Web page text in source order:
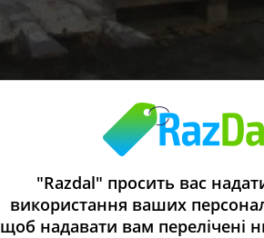
"Razdal" просить вас
використання ваших
щоб надавати вам перелічені